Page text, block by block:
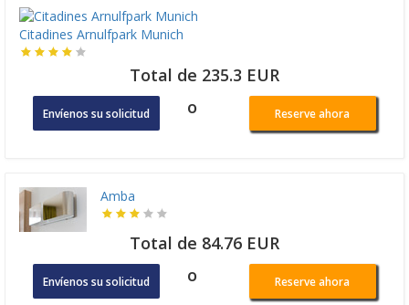
Citadines Arnulfpark Munich
Total de 235.3 EUR
Envíenos su solicitud o Reserve ahora
Amba
Total de 84.76 EUR
Envíenos su solicitud o Reserve ahora